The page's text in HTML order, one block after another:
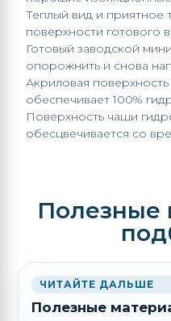
Теплый вид и приятное
поверхности готового
Готовый заводской
опорожнить и снова
Акриловая
обеспечивает 100%
Поверхность чаши
обесцвечивается со
Полезные
ЧИТАЙТЕ ДАЛЬШЕ
Полезные